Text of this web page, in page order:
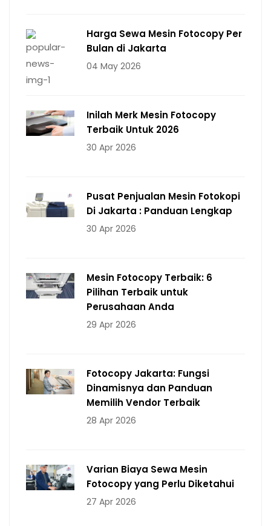
Harga Sewa Mesin Fotocopy Per
Bulan di Jakarta
04 May 2026
Inilah Merk Mesin Fotocopy
Terbaik Untuk 2026
30 Apr 2026
Pusat Penjualan Mesin Fotokopi
Di Jakarta : Panduan Lengkap
30 Apr 2026
Mesin Fotocopy Terbaik: 6
Pilihan Terbaik untuk
Perusahaan Anda
29 Apr 2026
Fotocopy Jakarta: Fungsi
Dinamisnya dan Panduan
Memilih Vendor Terbaik
28 Apr 2026
Varian Biaya Sewa Mesin
Fotocopy yang Perlu Diketahui
27 Apr 2026